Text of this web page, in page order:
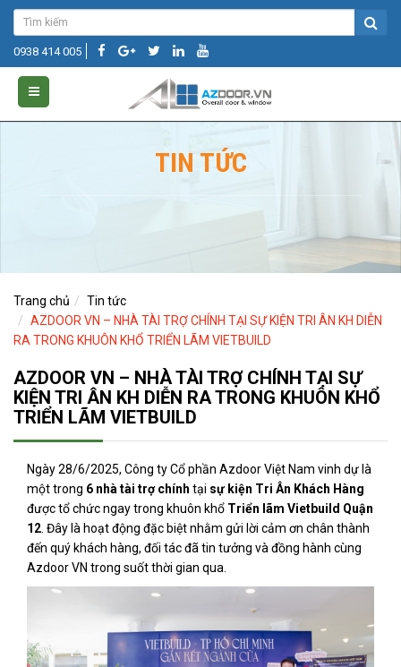
0938 414 005
TIN TỨC
Trang chủ
Tin tức
AZDOOR VN – NHÀ TÀI TRỢ CHÍNH TẠI SỰ KIỆN TRI ÂN KH DIỄN
RA TRONG KHUÔN KHỔ TRIỂN LÃM VIETBUILD
AZDOOR VN – NHÀ TÀI TRỢ CHÍNH TẠI SỰ
KIỆN TRI ÂN KH DIỄN RA TRONG KHUÔN KHỔ
TRIỂN LÃM VIETBUILD
Ngày 28/6/2025, Công ty Cổ phần Azdoor Việt Nam vinh dự là
một trong 6 nhà tài trợ chính tại sự kiện Tri Ân Khách Hàng
được tổ chức ngay trong khuôn khổ Triển lãm Vietbuild Quận
12 . Đây là hoạt động đặc biệt nhằm gửi lời cảm ơn chân thành
đến quý khách hàng, đối tác đã tin tưởng và đồng hành cùng
Azdoor VN trong suốt thời gian qua.